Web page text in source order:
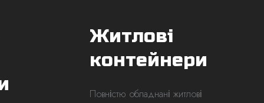
Житлові
контейнери
Повністю обладнані житлові